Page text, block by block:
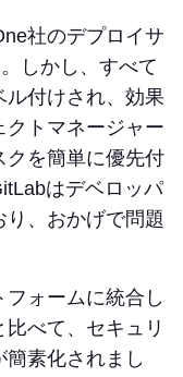
社のデプロイサ
しかし、すべて
ル付けされ、効果
クトマネージャー
クを簡単に優先付
はデベロッパ
、おかげで問題
ォームに統合し
べて、セキュリ
素化されまし